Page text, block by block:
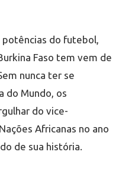
potências do futebol,
Faso tem vem de
nunca ter se
do Mundo, os
do vice-
Africanas no ano
de sua história.